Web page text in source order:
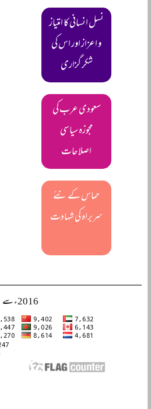
نسل انسانی کا امتیاز
و اعزاز اور اس کی
شکر گزاری
سعودی عرب کی
مجوزہ سیاسی
اصلاحات
حماس کے نئے
سربراہ کی شہادت
2016ء سے